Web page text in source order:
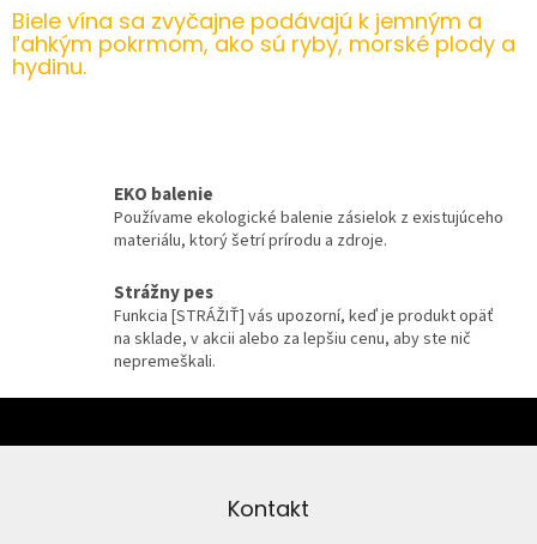
k
y
Biele vína sa zvyčajne podávajú k jemným a
ľahkým pokrmom, ako sú ryby, morské plody a
hydinu.
EKO balenie
Používame ekologické balenie zásielok z existujúceho
materiálu, ktorý šetrí prírodu a zdroje.
Strážny pes
Funkcia [STRÁŽIŤ] vás upozorní, keď je produkt opäť
na sklade, v akcii alebo za lepšiu cenu, aby ste nič
nepremeškali.
Kontakt